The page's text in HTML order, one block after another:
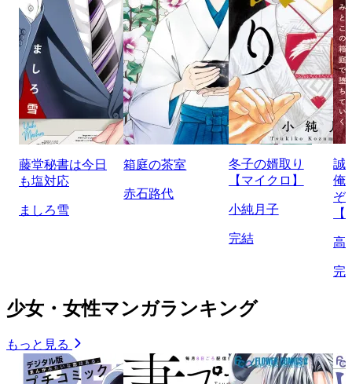
藤堂秘書は今日
も塩対応
ましろ雪
箱庭の茶室
赤石路代
冬子の婿取り
【マイクロ】
小純月子
完結
誠
俺
ぞ
高
完
少女・女性マンガランキング
もっと見る